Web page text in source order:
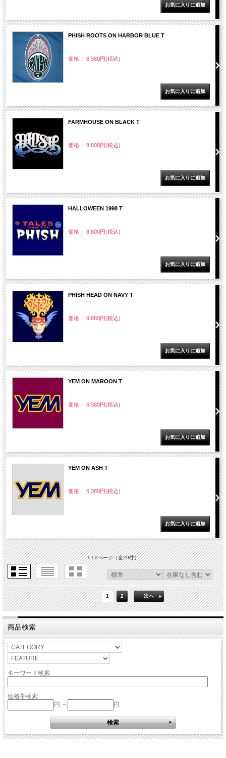
PHISH ROOTS ON HARBOR BLUE T
価格： 6,380円(税込)
FARMHOUSE ON BLACK T
価格： 8,800円(税込)
HALLOWEEN 1998 T
価格： 8,800円(税込)
PHISH HEAD ON NAVY T
価格： 9,680円(税込)
YEM ON MAROON T
価格： 6,380円(税込)
YEM ON ASH T
価格： 6,380円(税込)
1 / 2ページ（全29件）
1 2 次へ
商品検索
キーワード検索
価格帯検索
円 ～
円